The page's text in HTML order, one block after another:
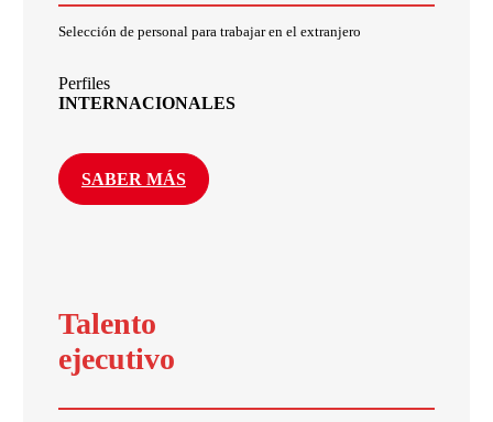
Selección de personal para trabajar en el extranjero
Perfiles
INTERNACIONALES
SABER MÁS
Talento
ejecutivo